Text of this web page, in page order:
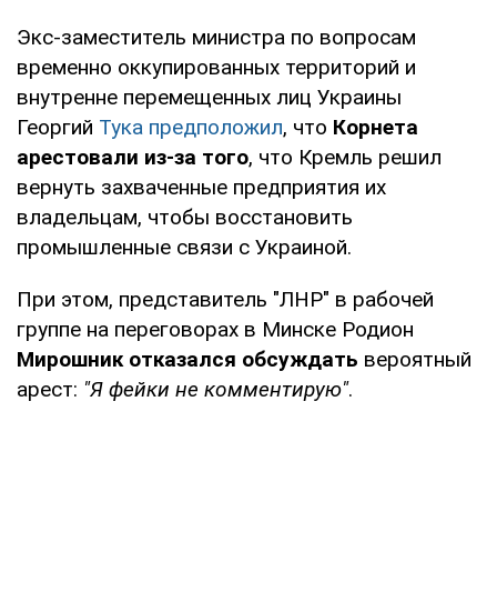
Экс-заместитель министра по вопросам
временно оккупированных территорий и
внутренне перемещенных лиц Украины
Георгий Тука предположил, что Корнета
арестовали из-за того, что Кремль решил
вернуть захваченные предприятия их
владельцам, чтобы восстановить
промышленные связи с Украиной.
При этом, представитель "ЛНР" в рабочей
группе на переговорах в Минске Родион
Мирошник отказался обсуждать вероятный
арест: "Я фейки не комментирую".